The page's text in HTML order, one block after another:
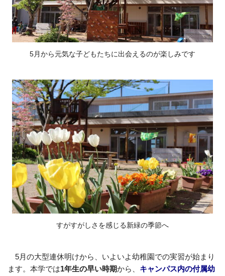
5月から元気な子どもたちに出会えるのが楽しみです
すがすがしさを感じる新緑の季節へ
5月の大型連休明けから、いよいよ幼稚園での実習が始まり
ます。本学では1年生の早い時期から、 キャンパス内の付属幼